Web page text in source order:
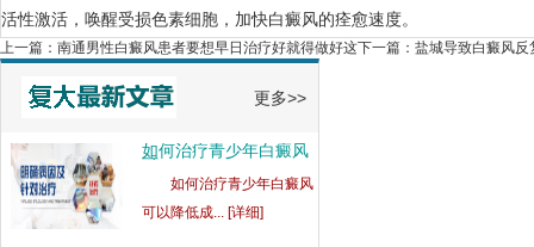
活性激活，唤醒受损色素细胞，加快白癜风的痊愈速度。
上一篇： 南通男性白癜风患者要想早日治疗好就得做好这下一篇： 盐城导致白癜风
更多>>
如何治疗青少年白癜风
可
如何治疗青少年白癜风
可以降低成... [详细]
身上有白斑会扩散是什
身上有白斑会扩散是什
么病？身上... [详细]